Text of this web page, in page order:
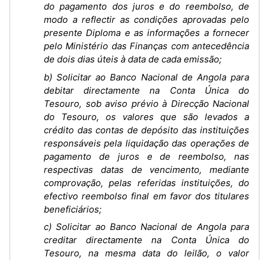
do pagamento dos juros e do reembolso, de
modo a reflectir as condições aprovadas pelo
presente Diploma e as informações a fornecer
pelo Ministério das Finanças com antecedência
de dois dias úteis à data de cada emissão;
b) Solicitar ao Banco Nacional de Angola para
debitar directamente na Conta Única do
Tesouro, sob aviso prévio à Direcção Nacional
do Tesouro, os valores que são levados a
crédito das contas de depósito das instituições
responsáveis pela liquidação das operações de
pagamento de juros e de reembolso, nas
respectivas datas de vencimento, mediante
comprovação, pelas referidas instituições, do
efectivo reembolso final em favor dos titulares
beneficiários;
c) Solicitar ao Banco Nacional de Angola para
creditar directamente na Conta Única do
Tesouro, na mesma data do leilão, o valor